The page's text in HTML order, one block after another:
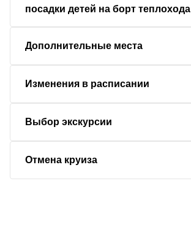
посадки детей на борт теплохода
Дополнительные места
Изменения в расписании
Выбор экскурсии
Отмена круиза